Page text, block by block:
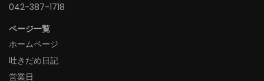
042-387-1718‬
ページ一覧
ホームページ
吐きだめ日記
営業日